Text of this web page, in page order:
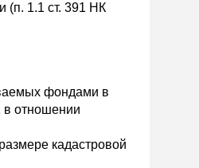
(п. 1.1 ст. 391 НК
фондами в
в отношении
кадастровой